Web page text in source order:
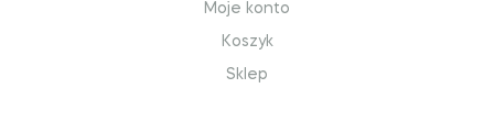
Moje konto
Koszyk
Sklep